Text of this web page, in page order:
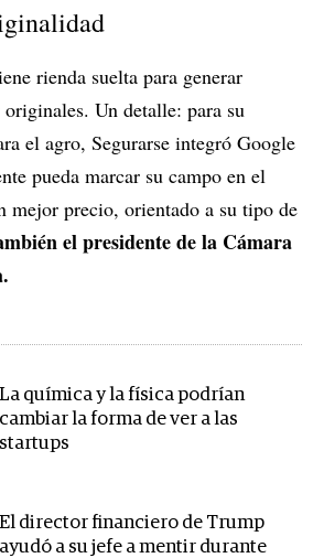
rienda suelta para generar
Un detalle: para su
el agro, Segurarse integró Google
pueda marcar su campo en el
mejor precio, orientado a su tipo de
el presidente de la Cámara
La química y la física podrían
cambiar la forma de ver a las
startups
El director financiero de Trump
ayudó a su jefe a mentir durante